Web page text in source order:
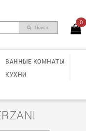
Поиск
0
ВАННЫЕ КОМНАТЫ
КУХНИ